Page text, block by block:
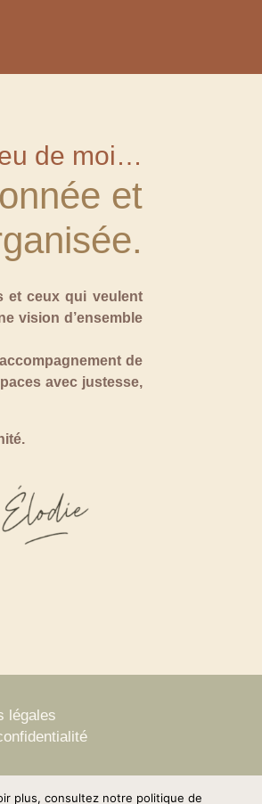
de moi…
et
et ceux qui veulent
vision d’ensemble
de
avec justesse,
légales
plus, consultez notre politique de